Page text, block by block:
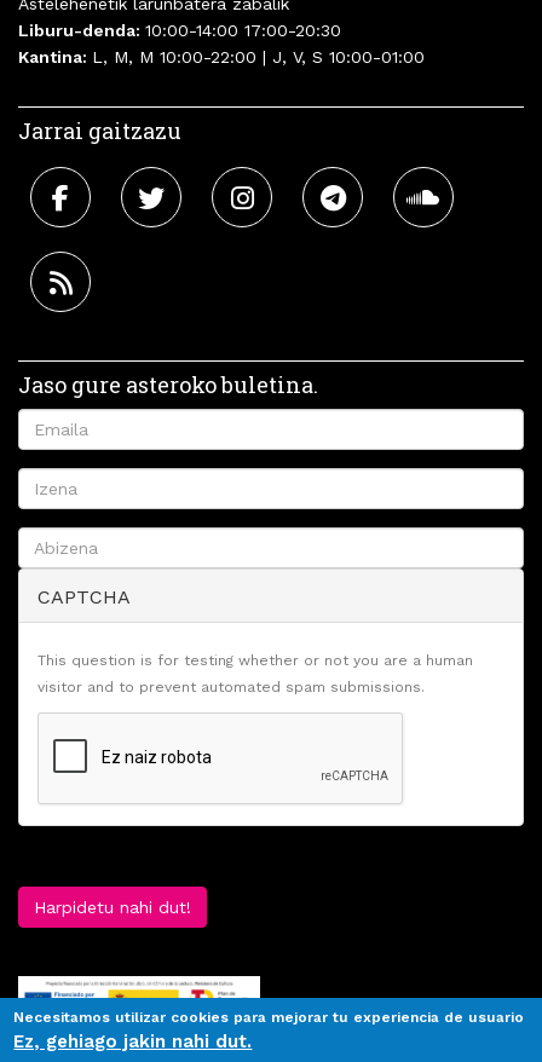
Liburu-denda: 10:00-14:00 17:00-20:30
Kantina: L, M, M 10:00-22:00 | J, V, S 10:00-01:00
Jarrai gaitzazu
Jaso gure asteroko buletina.
CAPTCHA
This question is for testing whether or not you are a human
visitor and to prevent automated spam submissions.
Harpidetu nahi dut!
Necesitamos utilizar cookies para mejorar tu experiencia de usuario
Ez, gehiago jakin nahi dut.